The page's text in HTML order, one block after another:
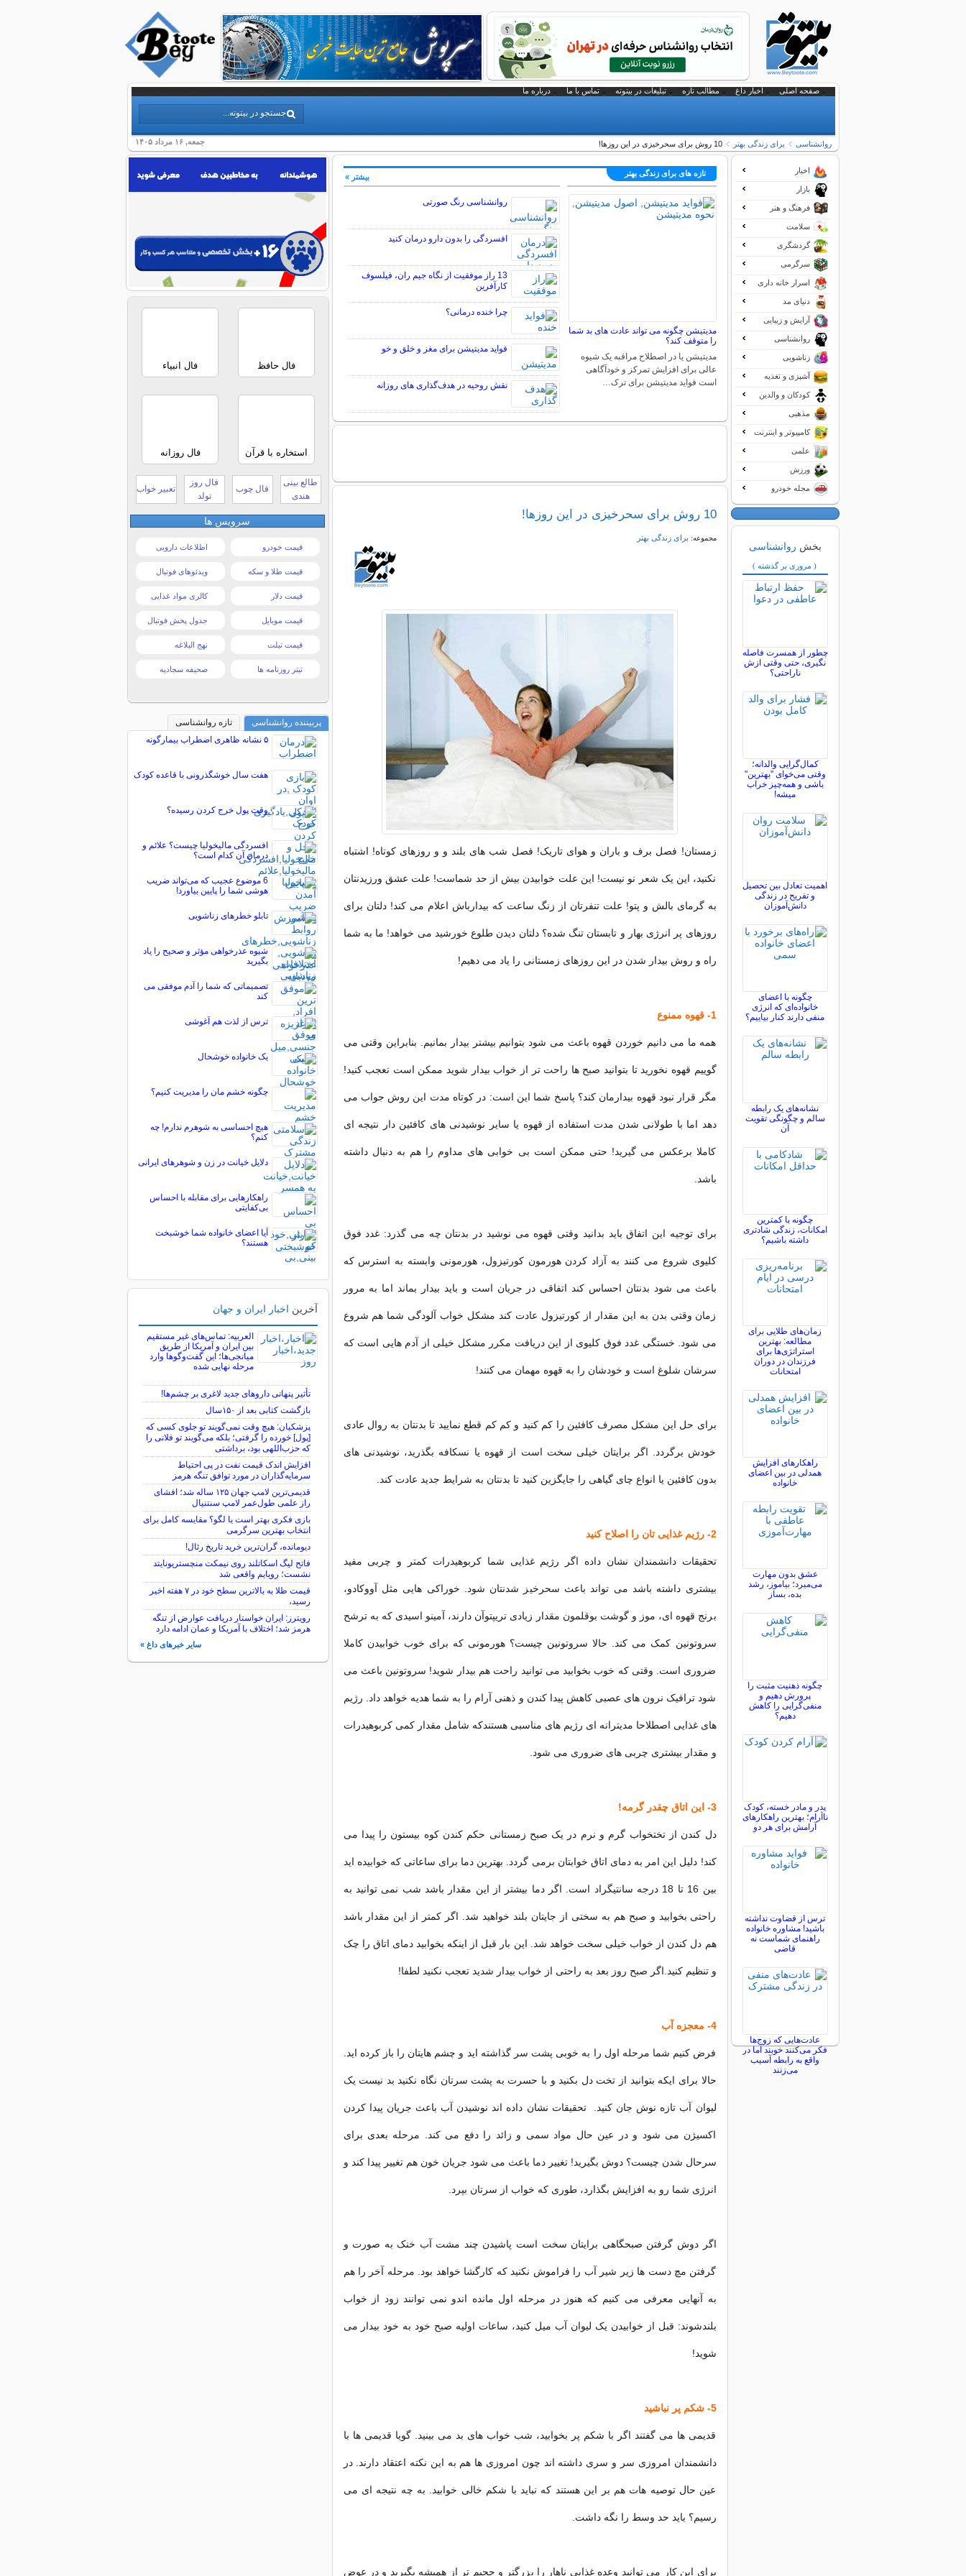
صفحه اصلی اخبار داغ مطالب تازه تبلیغات در بیتوته تماس با ما درباره ما
جمعه, ۱۶ مرداد ۱۴۰۵ روانشناسی برای زندگی بهتر 10 روش برای سحرخیزی در این روزها!
تازه های برای زندگی بهتر
مدیتیشن چگونه می تواند عادت های بد شما
را متوقف کند؟
مدیتیشن یا در اصطلاح مراقبه یک شیوه
عالی برای افزایش تمرکز و خودآگاهی
است فواید مدیتیشن برای ترک…
روانشناسی رنگ صورتی
افسردگی را بدون دارو درمان کنید
13 راز موفقیت از نگاه جیم ران، فیلسوف
کارآفرین
چرا خنده درمانی؟
فواید مدیتیشن برای مغز و خلق و خو
نقش روحیه در هدف‌گذاری‌ های روزانه
بیشتر »
10 روش برای سحرخیزی در این روزها!
مجموعه: برای زندگی بهتر
زمستان! فصل برف و باران و هوای تاریک! فصل شب های بلند و و روزهای کوتاه! اشتباه
نکنید، این یک شعر نو نیست! این علت خوابیدن بیش از حد شماست! علت عشق ورزیدنتان
به گرمای بالش و پتو! علت تنفرتان از زنگ ساعت که بیدارباش اعلام می کند! دلتان برای
روزهای پر انرژی بهار و تابستان تنگ شده؟ دلتان دیدن طلوع خورشید می خواهد! ما به شما
راه و روش بیدار شدن در این روزهای زمستانی را یاد می دهیم!
1- قهوه ممنوع
همه ما می دانیم خوردن قهوه باعث می شود بتوانیم بیشتر بیدار بمانیم. بنابراین وقتی می
گوییم قهوه نخورید تا بتوانید صبح ها راحت تر از خواب بیدار شوید ممکن است تعجب کنید!
مگر قرار نبود قهوه بیدارمان کند؟ پاسخ شما این است: در کوتاه مدت این روش جواب می
دهد اما با طولانی شدن مدت استفاده از قهوه یا سایر نوشیدنی های کافئین دار نتیجه ای
کاملا برعکس می گیرید! حتی ممکن است بی خوابی های مداوم را هم به دنبال داشته
باشد.
برای توجیه این اتفاق باید بدانید وقتی قهوه می نوشید در بدنتان چه می گذرد: غدد فوق
کلیوی شروع می کنند به آزاد کردن هورمون کورتیزول، هورمونی وابسته به استرس که
باعث می شود بدنتان احساس کند اتفاقی در جریان است و باید بیدار بماند اما به مرور
زمان وقتی بدن به این مقدار از کورتیزول عادت کند مشکل خواب آلودگی شما هم شروع
می شود. خستگی غدد فوق کلیوی از این دریافت مکرر مشکل خیلی از آدم هایی است که
سرشان شلوغ است و خودشان را به قهوه مهمان می کنند!
برای حل این مشکل مصرف کافئین را کم کنید و کم کم قطع نمایید تا بدنتان به روال عادی
خودش برگردد. اگر برایتان خیلی سخت است از قهوه یا نسکافه بگذرید، نوشیدنی های
بدون کافئین یا انواع چای گیاهی را جایگزین کنید تا بدنتان به شرایط جدید عادت کند.
2- رژیم غذایی تان را اصلاح کنید
تحقیقات دانشمندان نشان داده اگر رژیم غذایی شما کربوهیدرات کمتر و چربی مفید
بیشتری داشته باشد می تواند باعث سحرخیز شدنتان شود. خوراکی هایی مثل آووکادو،
برنج قهوه ای، موز و گوشت بوقلمون مقدار زیادی تریپتوآن دارند، آمینو اسیدی که به ترشح
سروتونین کمک می کند. حالا سروتونین چیست؟ هورمونی که برای خوب خوابیدن کاملا
ضروری است. وقتی که خوب بخوابید می توانید راحت هم بیدار شوید! سروتونین باعث می
شود ترافیک نرون های عصبی کاهش پیدا کندن و ذهنی آرام را به شما هدیه خواهد داد. رژیم
های غذایی اصطلاحا مدیترانه ای رژیم های مناسبی هستندکه شامل مقدار کمی کربوهیدرات
و مقدار بیشتری چربی های ضروری می شود.
3- این اتاق چقدر گرمه!
دل کندن از تختخواب گرم و نرم در یک صبح زمستانی حکم کندن کوه بیستون را پیدا می
کند! دلیل این امر به دمای اتاق خوابتان برمی گردد. بهترین دما برای ساعاتی که خوابیده اید
بین 16 تا 18 درجه سانتیگراد است. اگر دما بیشتر از این مقدار باشد شب نمی توانید به
راحتی بخوابید و صبح هم به سختی از جایتان بلند خواهید شد. اگر کمتر از این مقدار باشد
هم دل کندن از خواب خیلی سخت خواهد شد. این بار قبل از اینکه بخوابید دمای اتاق را چک
و تنظیم کنید.اگر صبح روز بعد به راحتی از خواب بیدار شدید تعجب نکنید لطفا!
4- معجزه آب
فرض کنیم شما مرحله اول را به خوبی پشت سر گذاشته اید و چشم هایتان را باز کرده اید.
حالا برای ایکه بتوانید از تخت دل بکنید و با حسرت به پشت سرتان نگاه نکنید بد نیست یک
لیوان آب تازه نوش جان کنید. تحقیقات نشان داده اند نوشیدن آب باعث جریان پیدا کردن
اکسیژن می شود و در عین حال مواد سمی و زائد را دفع می کند. مرحله بعدی برای
سرحال شدن چیست؟ دوش بگیرید! تغییر دما باعث می شود جریان خون هم تغییر پیدا کند و
انرژی شما رو به افزایش بگذارد، طوری که خواب از سرتان بپرد.
اگر دوش گرفتن صبحگاهی برایتان سخت است پاشیدن چند مشت آب خنک به صورت و
گرفتن مچ دست ها زیر شیر آب را فراموش نکنید که کارگشا خواهد بود. مرحله آخر را هم
به آنهایی معرفی می کنیم که هنوز در مرحله اول مانده اندو نمی توانند زود از خواب
بلندشوند: قبل از خوابیدن یک لیوان آب میل کنید، ساعات اولیه صبح خود به خود بیدار می
شوید!
5- شکم پر نباشید
قدیمی ها می گفتند اگر با شکم پر بخوابید، شب خواب های بد می بینید. گویا قدیمی ها با
دانشمندان امروزی سر و سری داشته اند چون امروزی ها هم به این نکته اعتقاد دارند. در
عین حال توصیه هات هم بر این هستند که نباید با شکم خالی خوابید. به چه نتیجه ای می
رسیم؟ باید حد وسط را نگه داشت.
برای این کار می توانید وعده غذایی ناهار را بزرگتر و حجیم تر از همیشه بگیرید و در عوض
اخبار
بازار
فرهنگ و هنر
سلامت
گردشگری
سرگرمی
اسرار خانه داری
دنیای مد
آرایش و زیبایی
روانشناسی
زناشویی
آشپزی و تغذیه
کودکان و والدین
مذهبی
کامپیوتر و اینترنت
علمی
ورزش
مجله خودرو
بخش روانشناسی
( مروری بر گذشته )
چطور از همسرت فاصله
نگيری، حتی وقتی ازش
ناراحتی؟
کمال‌گرایی والدانه؛
وقتی می‌خوای "بهترین"
باشی و همه‌چیز خراب
میشه!
اهمیت تعادل بین تحصیل
و تفریح در زندگی
دانش‌آموزان
چگونه با اعضای
خانواده‌ای که انرژی
منفی دارند کنار بیاییم؟
نشانه‌های یک رابطه
سالم و چگونگی تقویت
آن
چگونه با کمترین
امکانات، زندگی شادتری
داشته باشیم؟
زمان‌های طلایی برای
مطالعه: بهترین
استراتژی‌ها برای
فرزندان در دوران
امتحانات
راهکارهای افزایش
همدلی در بین اعضای
خانواده
عشق بدون مهارت
می‌میرد؛ بیاموز، رشد
بده، بساز
چگونه ذهنیت مثبت را
پرورش دهیم و
منفی‌گرایی را کاهش
دهیم؟
پدر و مادر خسته، کودک
ناآرام؛ بهترین راهکارهای
آرامش برای هر دو
ترس از قضاوت نداشته
باشید! مشاوره خانواده
راهنمای شماست نه
قاضی
عادت‌هایی که زوج‌ها
فکر می‌کنند خوبند اما در
واقع به رابطه آسیب
می‌زنند
فال حافظ فال انبیاء
استخاره با قرآن فال روزانه
طالع بینی
هندی
فال چوب
فال روز
تولد
تعبیر خواب
سرویس ها
قیمت خودرو اطلاعات دارویی
قیمت طلا و سکه ویدئوهای فوتبال
قیمت دلار کالری مواد غذایی
قیمت موبایل جدول پخش فوتبال
قیمت تبلت نهج البلاغه
تیتر روزنامه ها صحیفه سجادیه
پربیننده روانشناسی
تازه روانشناسی
۵ نشانه‌ ظاهری اضطراب بیمارگونه
هفت سال خوشگذرونی با قاعده کودک
وقت پول خرج کردن رسیده؟
افسردگی مالیخولیا چیست؟ علائم و
درمان آن کدام است؟
6 موضوع عجیب که می‌تواند ضریب
هوشی شما را پایین بیاورد!
تابلو خطرهای زناشویی
شیوه عذرخواهی مؤثر و صحیح را یاد
بگیرید
تصمیماتی که شما را آدم موفقی می
کند
ترس از لذت هم آغوشی
یک خانواده خوشحال
چگونه خشم مان را مدیریت کنیم؟
هیچ احساسی به شوهرم ندارم! چه
کنم؟
دلایل خیانت در زن و شوهرهای ایرانی
راهکارهایی برای مقابله با احساس
بی‌کفایتی
آیا اعضای خانواده شما خوشبخت
هستند؟
آخرین اخبار ایران و جهان
العربیه: تماس‌های غیر مستقیم
بین ایران و آمریکا از طریق
میانجی‌ها؛ این گفت‌و‌گو‌ها وارد
مرحله نهایی شده
تأثیر پنهانی داروهای جدید لاغری بر چشم‌ها!
بازگشت کتابی بعد از ۱۵۰سال
پزشکیان: هیچ وقت نمی‌گویند تو جلوی کسی که
[پول] خورده را گرفتی؛ بلکه می‌گویند تو فلانی را
که حزب‌اللهی بود، برداشتی
افزایش اندک قیمت نفت در پی احتیاط
سرمایه‌گذاران در مورد توافق تنگه هرمز
قدیمی‌ترین لامپ جهان ۱۲۵ ساله شد؛ افشای
راز علمی طول‌عمر لامپ سنتنیال
بازی فکری بهتر است یا لگو؟ مقایسه کامل برای
انتخاب بهترین سرگرمی
دیومانده، گران‌ترین خرید تاریخ رئال!
فاتح لیگ اسکاتلند روی نیمکت منچستریونایتد
نشست؛ رویایم واقعی شد
قیمت طلا به بالاترین سطح خود در ۷ هفته اخیر
رسید،
رویترز: ایران خواستار دریافت عوارض از تنگه
هرمز شد؛ اختلاف با آمریکا و عمان ادامه دارد
سایر خبرهای داغ »